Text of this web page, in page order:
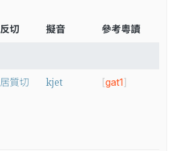
反切 擬音 參考粵讀
居質切 kjet [gat1]